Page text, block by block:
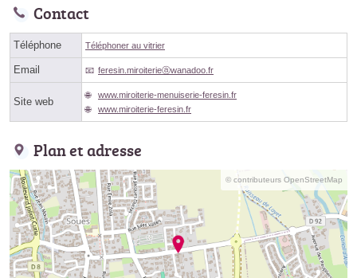
Contact
Téléphone Téléphoner au vitrier
Email feresin.miroiterieⓐwanadoo.fr
Site web
www.miroiterie-menuiserie-feresin.fr
www.miroiterie-feresin.fr
Plan et adresse
© contributeurs OpenStreetMap